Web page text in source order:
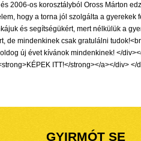
2006-os korosztályból Oross Márton
hogy a torna jól szolgálta a
és segítségükért, mert nélkülük a
de mindenkinek csak gratulálni
új évet kívánok mindenkinek! </
ITT!</strong></a></div> </
GYIRMÓT SE